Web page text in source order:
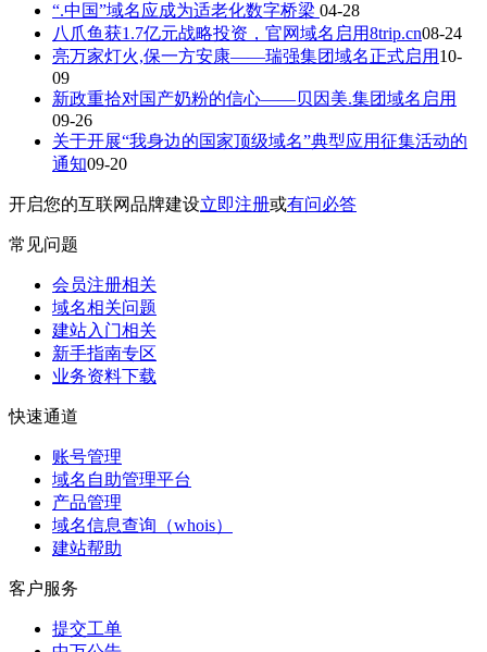
“.中国”域名应成为适老化数字桥梁 04-28
八爪鱼获1.7亿元战略投资，官网域名启用8trip.cn08-24
亮万家灯火,保一方安康——瑞强集团域名正式启用 10-
09
新政重拾对国产奶粉的信心——贝因美.集团域名启用
09-26
关于开展“我身边的国家顶级域名”典型应用征集活动的
通知09-20
开启您的互联网品牌建设立即注册或有问必答
常见问题
会员注册相关
域名相关问题
建站入门相关
新手指南专区
业务资料下载
快速通道
账号管理
域名自助管理平台
产品管理
域名信息查询（whois）
建站帮助
客户服务
提交工单